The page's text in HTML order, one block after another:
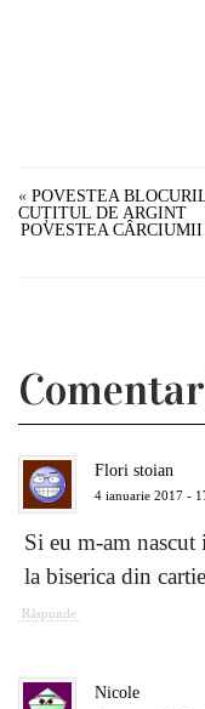
« POVESTEA
CUȚITUL DE ARGINT
POVESTEA
Flori stoian
4 ianuarie 2017 -
Si eu m-am nascut
la biserica din
Răspunde
Nicole